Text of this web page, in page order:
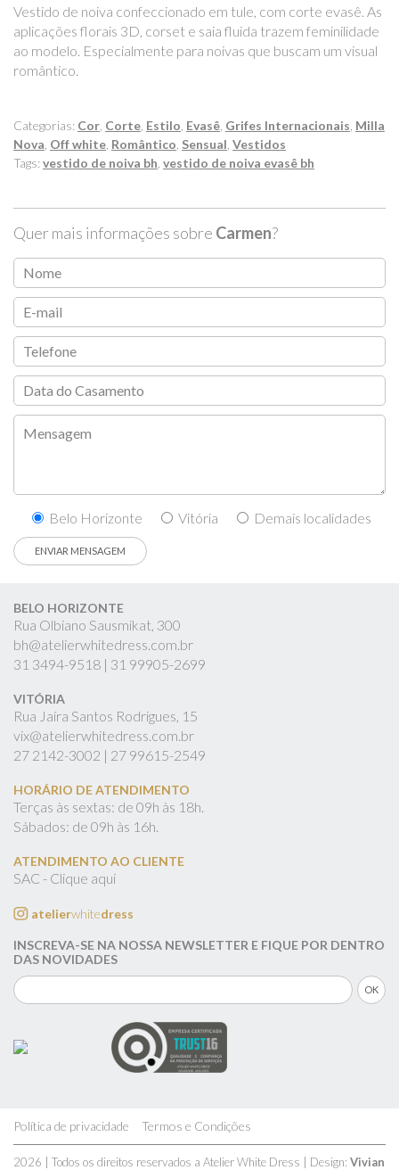
Vestido de noiva confeccionado em tule, com corte evasê. As
aplicações florais 3D, corset e saia fluida trazem feminilidade
ao modelo. Especialmente para noivas que buscam um visual
romântico.
Categorias: Cor Corte Estilo Evasê Grifes Internacionais Milla
Nova Off white Romântico Sensual Vestidos
Tags:vestido de noiva bh vestido de noiva evasê bh
Quer mais informações sobre Carmen?
Belo Horizonte Vitória Demais localidades
BELO HORIZONTE
Rua Olbiano Sausmikat, 300
bh@atelierwhitedress.com.br
31 3494-9518 | 31 99905-2699
VITÓRIA
Rua Jaíra Santos Rodrigues, 15
vix@atelierwhitedress.com.br
27 2142-3002 | 27 99615-2549
HORÁRIO DE ATENDIMENTO
Terças às sextas: de 09h às 18h.
Sábados: de 09h às 16h.
ATENDIMENTO AO CLIENTE
SAC - Clique aqui
atelierwhitedress
INSCREVA-SE NA NOSSA NEWSLETTER E FIQUE POR DENTRO
DAS NOVIDADES
Política de privacidade Termos e Condições
2026 | Todos os direitos reservados a Atelier White Dress | Design: Vivian